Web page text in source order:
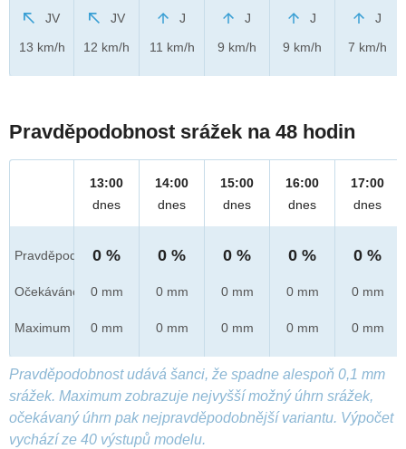
JV
13 km/h
JV
12 km/h
J
11 km/h
J
9 km/h
J
9 km/h
J
7 km/h
Pravděpodobnost srážek na 48 hodin
Pravděpod.
Očekáváno
Maximum
13:00
dnes
0 %
0 mm
0 mm
14:00
dnes
0 %
0 mm
0 mm
15:00
dnes
0 %
0 mm
0 mm
16:00
dnes
0 %
0 mm
0 mm
17:00
dnes
0 %
0 mm
0 mm
Pravděpodobnost udává šanci, že spadne alespoň 0,1 mm
srážek. Maximum zobrazuje nejvyšší možný úhrn srážek,
očekávaný úhrn pak nejpravděpodobnější variantu. Výpočet
vychází ze 40 výstupů modelu.